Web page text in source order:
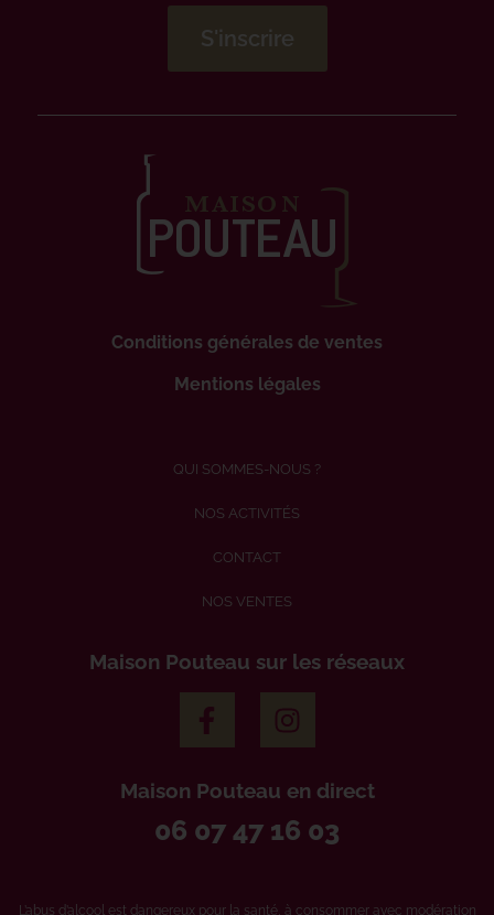
Conditions générales de ventes
Mentions légales
QUI SOMMES-NOUS ?
NOS ACTIVITÉS
CONTACT
NOS VENTES
Maison Pouteau sur les réseaux
Maison Pouteau en direct
06 07 47 16 03
L’abus d’alcool est dangereux pour la santé, à consommer avec modération